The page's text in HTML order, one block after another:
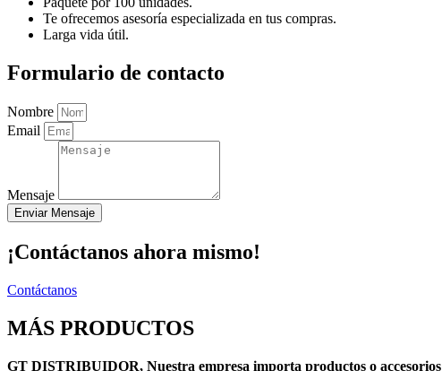
Te ofrecemos asesoría especializada en tus compras.
Larga vida útil.
Formulario de contacto
Nombre
Email
Mensaje
Enviar Mensaje
¡Contáctanos ahora mismo!
Contáctanos
MÁS PRODUCTOS
GT DISTRIBUIDOR, Nuestra empresa importa productos o accesorios